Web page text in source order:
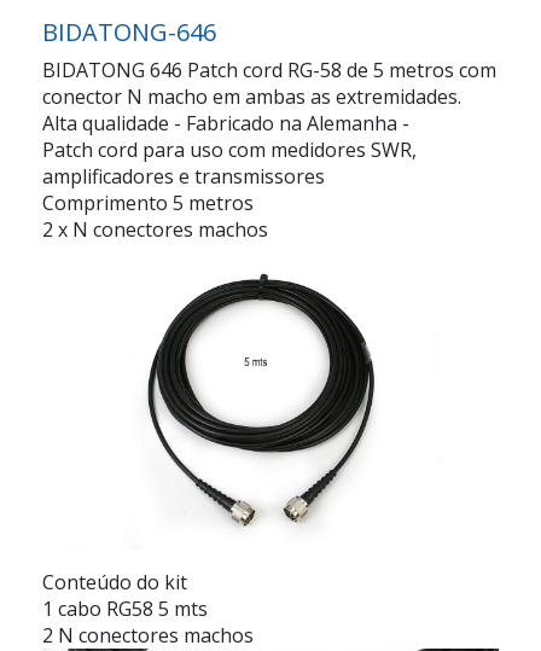
BIDATONG-646
BIDATONG 646 Patch cord RG-58 de 5 metros com
conector N macho em ambas as extremidades.
Alta qualidade - Fabricado na Alemanha -
Patch cord para uso com medidores SWR,
amplificadores e transmissores
Comprimento 5 metros
2 x N conectores machos
Conteúdo do kit
1 cabo RG58 5 mts
2 N conectores machos